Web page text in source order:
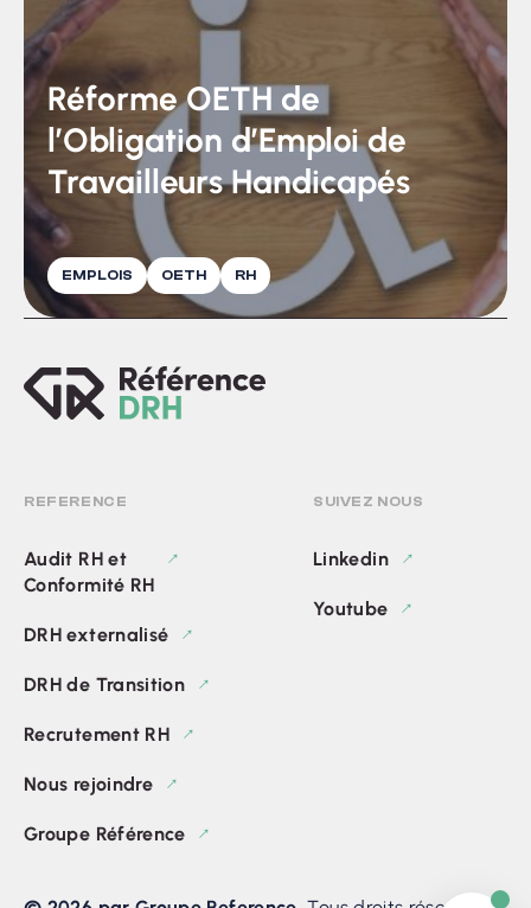
Réforme OETH de
l’Obligation d’Emploi de
Travailleurs Handicapés
EMPLOIS OETH RH
REFERENCE
Audit RH et
Conformité RH
DRH externalisé
DRH de Transition
Recrutement RH
Nous rejoindre
Groupe Référence
SUIVEZ NOUS
Linkedin
Youtube